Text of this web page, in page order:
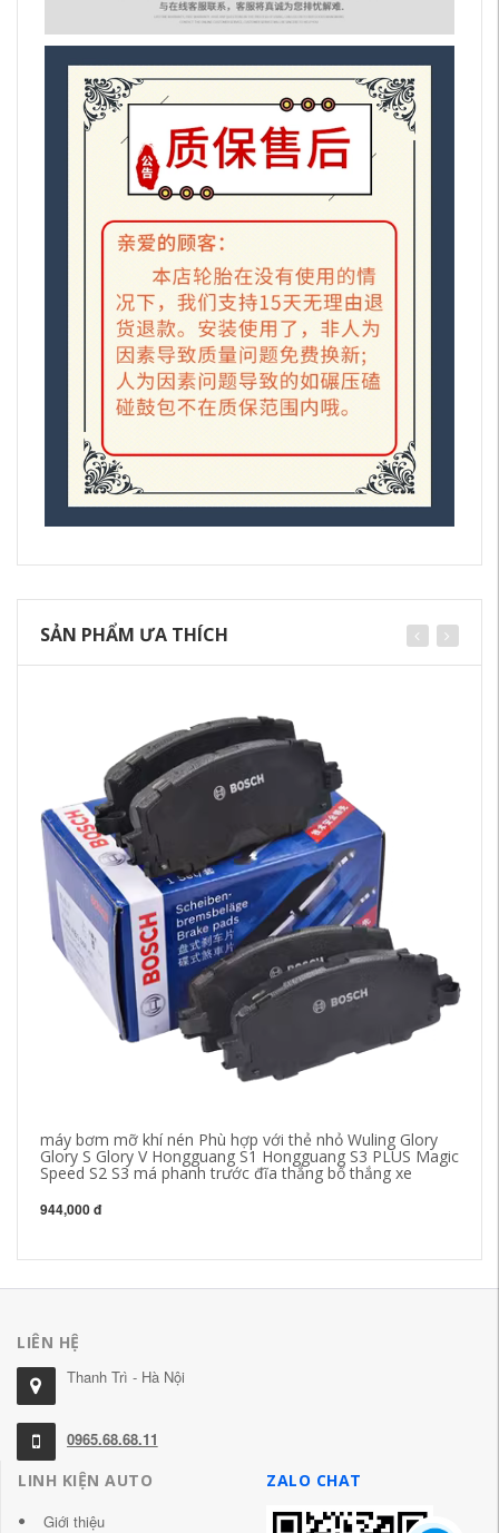
SẢN PHẨM ƯA THÍCH
máy bơm mỡ khí nén Phù hợp với thẻ nhỏ Wuling Glory
Glory S Glory V Hongguang S1 Hongguang S3 PLUS Magic
Speed ​​S2 S3 má phanh trước đĩa thắng bố thắng xe
944,000 đ
LIÊN HỆ
Thanh Trì - Hà Nội
0965.68.68.11
LINH KIỆN AUTO
Giới thiệu
ZALO CHAT